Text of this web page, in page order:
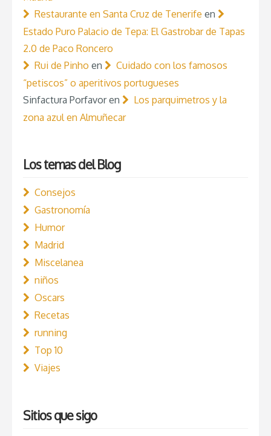
Restaurante en Santa Cruz de Tenerife en
Estado Puro Palacio de Tepa: El Gastrobar de Tapas
2.0 de Paco Roncero
Rui de Pinho en
Cuidado con los famosos
“petiscos” o aperitivos portugueses
Sinfactura Porfavoren
Los parquimetros y la
zona azul en Almuñecar
Los temas del Blog
Consejos
Gastronomía
Humor
Madrid
Miscelanea
niños
Oscars
Recetas
running
Top 10
Viajes
Sitios que sigo